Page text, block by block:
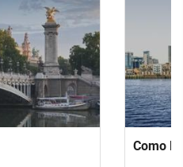
Como